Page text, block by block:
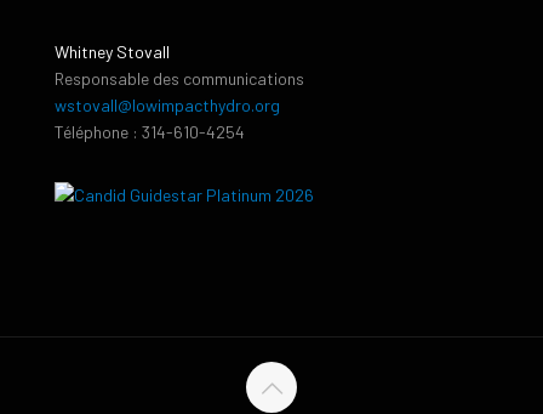
Whitney Stovall
Responsable des communications
wstovall@lowimpacthydro.org
Téléphone : 314-610-4254